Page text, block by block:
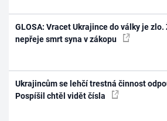
GLOSA: Vracet Ukrajince do války je zlo.
nepřeje smrt syna v zákopu
Ukrajincům se lehčí trestná činnost
Pospíšil chtěl vidět čísla